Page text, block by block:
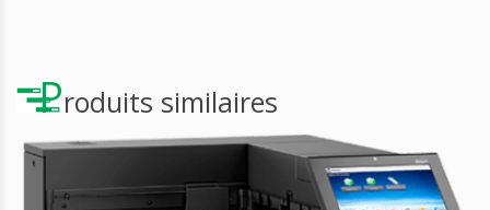
Produits similaires